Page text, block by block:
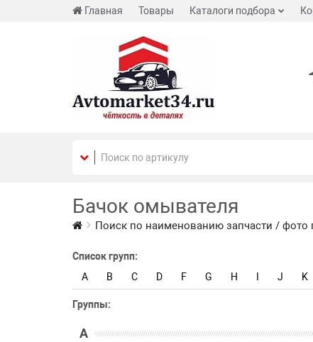
Главная Товары Каталоги подбора
Бачок омывателя
Поиск по наименованию запчасти / фото
Список групп:
A
B C D F G H J K
Группы:
A